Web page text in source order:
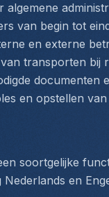
algemene
van begin tot
en externe
van transporten
en opstellen
soortgelijke
Nederlands en